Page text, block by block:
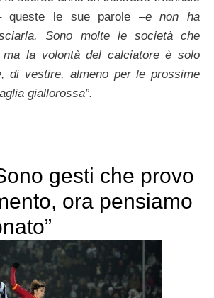
queste le sue parole –e non ha
Sono molte le società che
ma la volontà del calciatore è solo
di vestire, almeno per le prossime
giallorossa”.
gesti che provo
ora pensiamo